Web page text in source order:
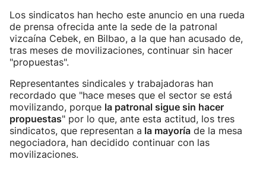
Los sindicatos han hecho este anuncio en una rueda
de prensa ofrecida ante la sede de la patronal
vizcaína Cebek, en Bilbao, a la que han acusado de,
tras meses de movilizaciones, continuar sin hacer
"propuestas".
Representantes sindicales y trabajadoras han
recordado que "hace meses que el sector se está
movilizando, porque la patronal sigue sin hacer
propuestas" por lo que, ante esta actitud, los tres
sindicatos, que representan a la mayoría de la mesa
negociadora, han decidido continuar con las
movilizaciones.